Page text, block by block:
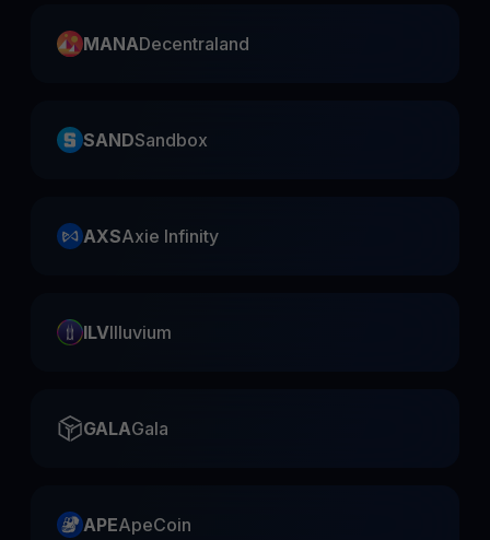
MANADecentraland
SANDSandbox
AXSAxie Infinity
ILVIlluvium
GALAGala
APEApeCoin